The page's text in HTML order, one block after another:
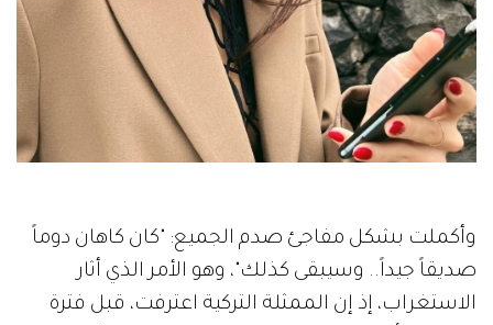
وأكملت بشكل مفاجئ صدم الجميع: "كان كاهان دوماً
صديقاً جيداً.. وسيبقى كذلك"، وهو الأمر الذي أثار
الاستغراب، إذ إن الممثلة التركية اعترفت، قبل فترة